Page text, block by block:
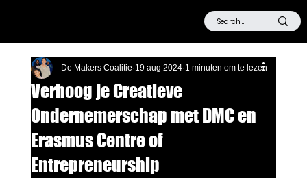
Verhoog je Creatieve
Ondernemerschap met DMC en
Erasmus Centre of
Entrepreneurship
De Makers Coalitie 19 aug 2024 1 minuten om te lezen